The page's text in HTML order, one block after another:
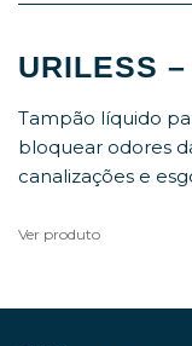
URILESS
Tampão líquido
bloquear odores
canalizações e
Ver produto